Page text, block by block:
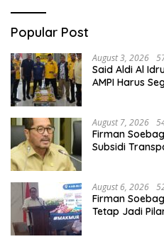
Popular Post
August 3, 2026
Said Aldi Al
AMPI Harus
August 7, 2026
Firman
Subsidi
August 6, 2026
Firman
Tetap Jadi